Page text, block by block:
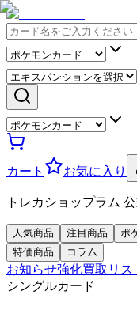
カート お気に入り
トレカショップラム
人気商品 注目商品 ポ
特価商品
コラム
お知らせ強化買取リス
シングルカード